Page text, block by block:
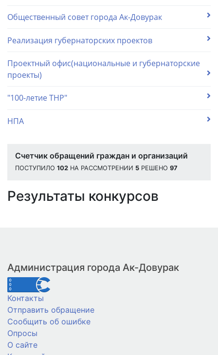
Общественный совет города Ак-Довурак
Реализация губернаторских проектов
Проектный офис(национальные и губернаторские
проекты)
"100-летие ТНР"
НПА
Счетчик обращений граждан и организаций
ПОСТУПИЛО 102 НА РАССМОТРЕНИИ 5 РЕШЕНО 97
Результаты конкурсов
Администрация города Ак-Довурак
Контакты
Отправить обращение
Сообщить об ошибке
Опросы
О сайте